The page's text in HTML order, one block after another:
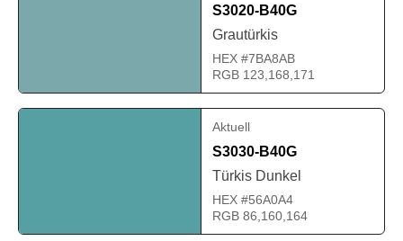
S3020-B40G
Grautürkis
HEX #7BA8AB
RGB 123,168,171
Aktuell
S3030-B40G
Türkis Dunkel
HEX #56A0A4
RGB 86,160,164